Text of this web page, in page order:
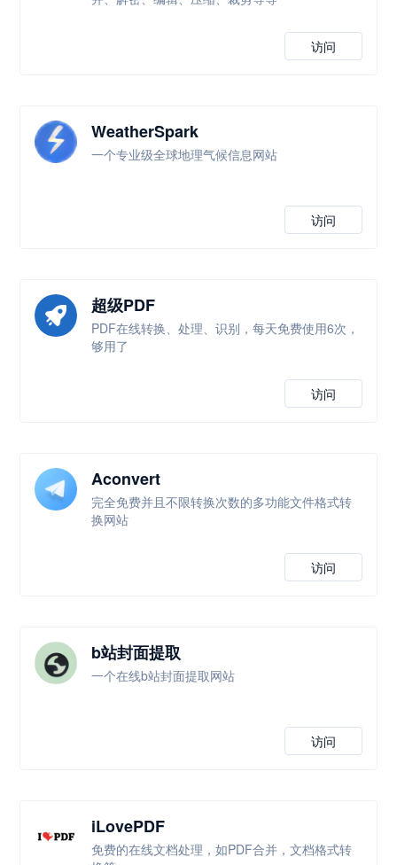
访问
WeatherSpark
一个专业级全球地理气候信息网站
访问
超级PDF
PDF在线转换、处理、识别，每天免费使用6次，
够用了
访问
Aconvert
完全免费并且不限转换次数的多功能文件格式转
换网站
访问
b站封面提取
一个在线b站封面提取网站
访问
iLovePDF
免费的在线文档处理，如PDF合并，文档格式转